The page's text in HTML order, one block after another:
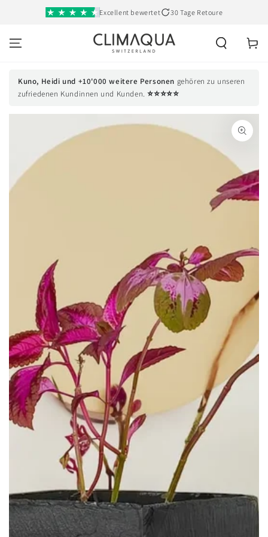
SKIP TO
CONTENT
Excellent bewertet 30 Tage Retoure
Cart
Kuno, Heidi und +10'000 weitere Personen gehören zu unseren
zufriedenen Kundinnen und Kunden.⭐⭐⭐⭐⭐
SKIP TO PRODUCT
INFORMATION